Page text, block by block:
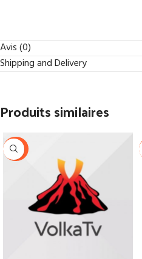
Avis (0)
Shipping and Delivery
Produits similaires
-44%